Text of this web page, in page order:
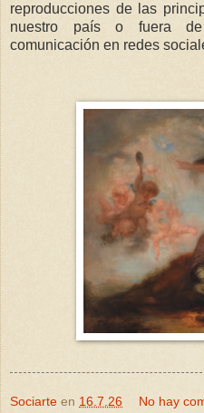
reproducciones de las
nuestro país o fuera
comunicación en redes
Sociarte en 16.7.26 No hay